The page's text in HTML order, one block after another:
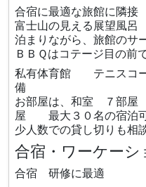
合宿に最適な旅館に隣
富士山の見える展望風
泊まりながら、旅館のサ
ＢＢＱはコテージ目の前
私有体育館 テニスコ
備
お部屋は、和室 ７部
屋 最大３０名の宿
少人数での貸し切りも相
合宿・ワーケーシ
合宿 研修に最適